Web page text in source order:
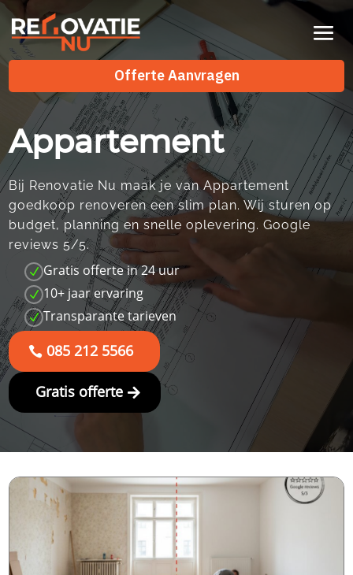
Offerte Aanvragen
Videospeler
Appartement
Bij Renovatie Nu maak je van Appartement
goedkoop renoveren een slim plan.​ Wij sturen op
budget, planning en snelle oplevering.​ Google
reviews 5/5.​
N Gratis offerte in 24 uur
N 10+ jaar ervaring
N Transparante tarieven
085 212 5566
Gratis offerte